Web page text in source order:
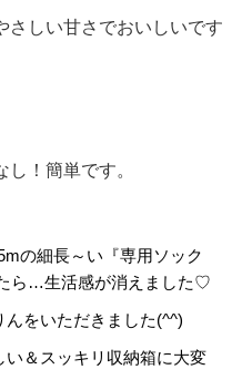
さしい甘さでおいしいです
！簡単です。
の細長～い『専用ソック
ら…生活感が消えました♡
をいただきました(^^)
＆スッキリ収納箱に大変